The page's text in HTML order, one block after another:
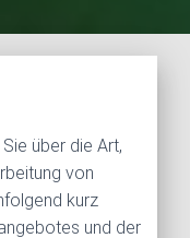
über die Art,
von
kurz
und der